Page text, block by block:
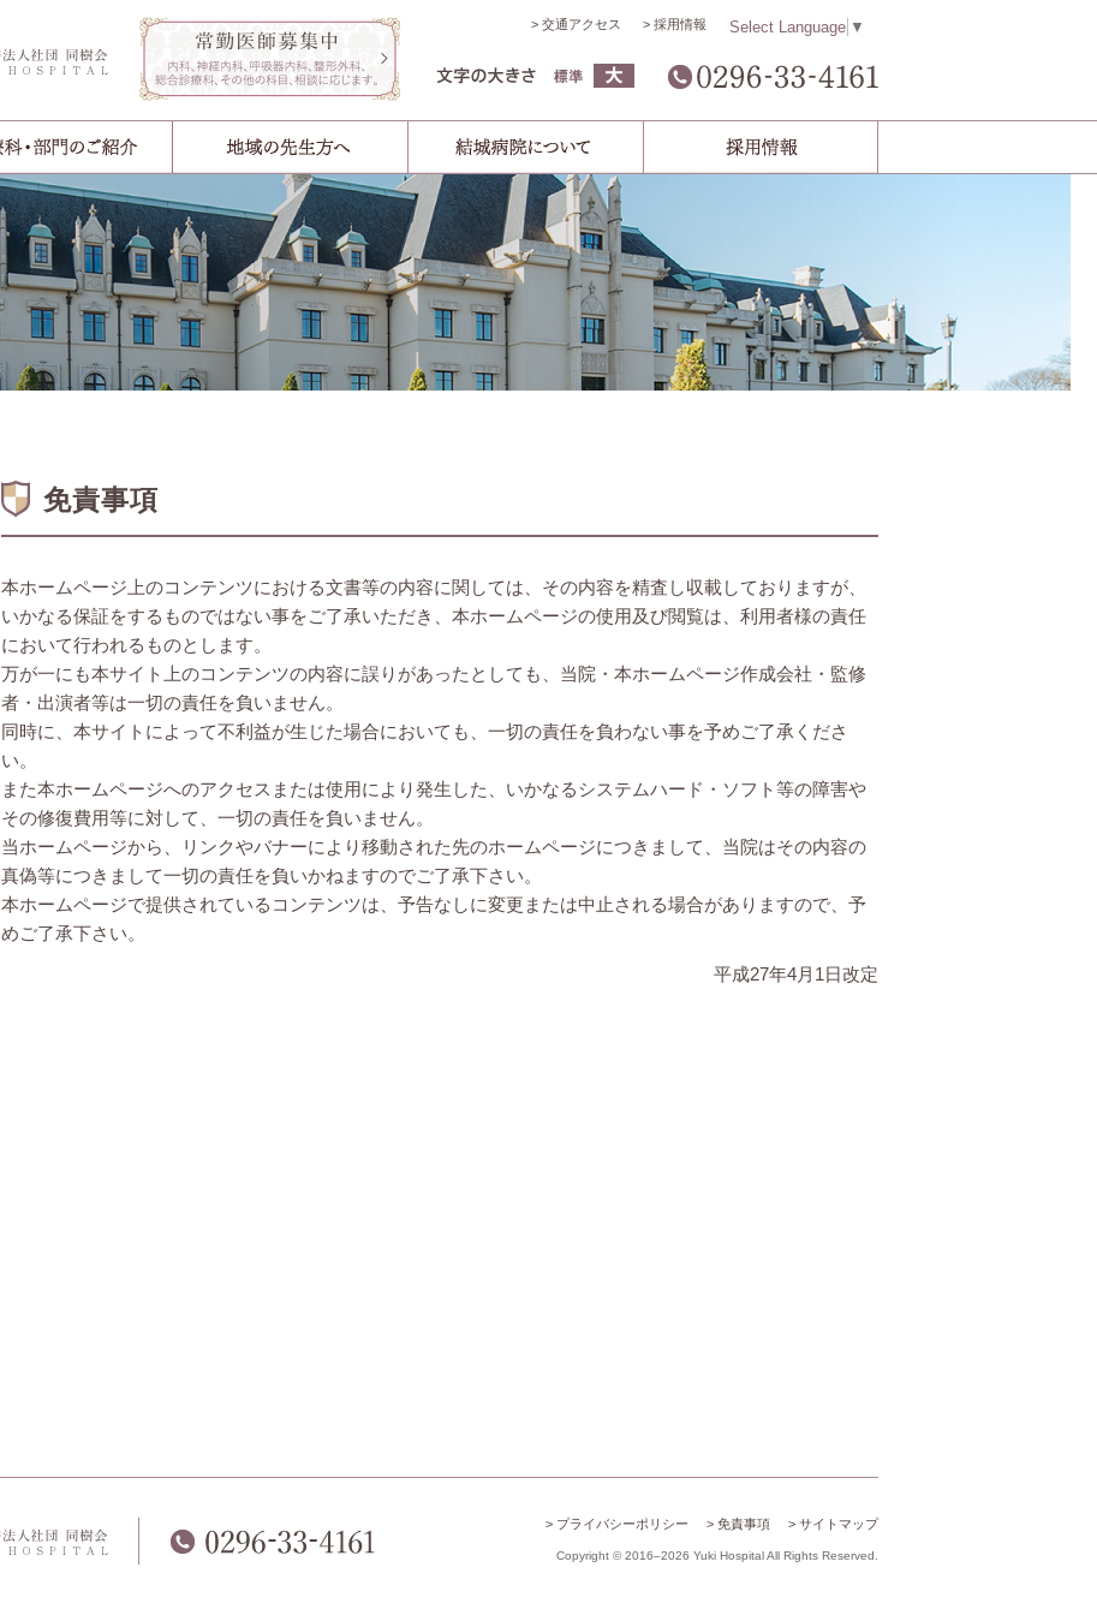
Select Language ▼
交通アクセス 採用情報
免責事項
本ホームページ上のコンテンツにおける文書等の内容に関しては、その内容を精査し収載しておりますが、
いかなる保証をするものではない事をご了承いただき、本ホームページの使用及び閲覧は、利用者様の責任
において行われるものとします。
万が一にも本サイト上のコンテンツの内容に誤りがあったとしても、当院・本ホームページ作成会社・監修
者・出演者等は一切の責任を負いません。
同時に、本サイトによって不利益が生じた場合においても、一切の責任を負わない事を予めご了承くださ
い。
また本ホームページへのアクセスまたは使用により発生した、いかなるシステムハード・ソフト等の障害や
その修復費用等に対して、一切の責任を負いません。
当ホームページから、リンクやバナーにより移動された先のホームページにつきまして、当院はその内容の
真偽等につきまして一切の責任を負いかねますのでご了承下さい。
本ホームページで提供されているコンテンツは、予告なしに変更または中止される場合がありますので、予
めご了承下さい。
平成27年4月1日改定
サイトマップ
免責事項
プライバシーポリシー
Copyright © 2016–2026 Yuki Hospital All Rights Reserved.